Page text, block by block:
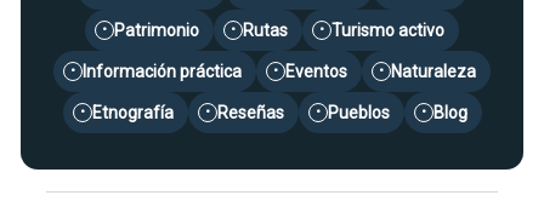
• Patrimonio • Rutas • Turismo activo
• Información práctica • Eventos • Naturaleza
• Etnografía • Reseñas • Pueblos • Blog